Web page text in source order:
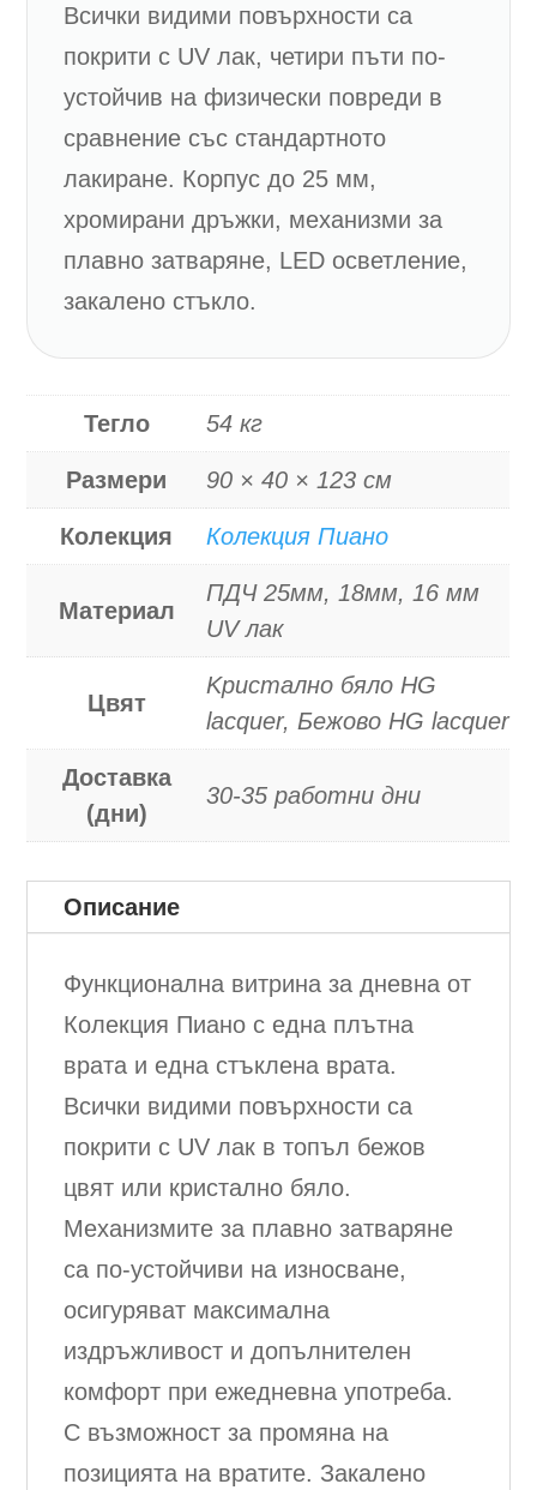
Всички видими повърхности са
покрити с UV лак, четири пъти по-
устойчив на физически повреди в
сравнение със стандартното
лакиране. Корпус до 25 мм,
хромирани дръжки, механизми за
плавно затваряне, LED осветление,
закалено стъкло.
Тегло 54 кг
Размери 90 × 40 × 123 см
Колекция Колекция Пиано
Материал
ПДЧ 25мм, 18мм, 16 мм
UV лак
Цвят
Kристално бяло HG
lacquer, Бежово HG lacquer
Доставка
(дни)
30-35 работни дни
Описание
Функционална витрина за дневна от
Колекция Пиано с една плътна
врата и една стъклена врата.
Всички видими повърхности са
покрити с UV лак в топъл бежов
цвят или кристално бяло.
Механизмите за плавно затваряне
са по-устойчиви на износване,
осигуряват максимална
издръжливост и допълнителен
комфорт при ежедневна употреба.
С възможност за промяна на
позицията на вратите. Закалено